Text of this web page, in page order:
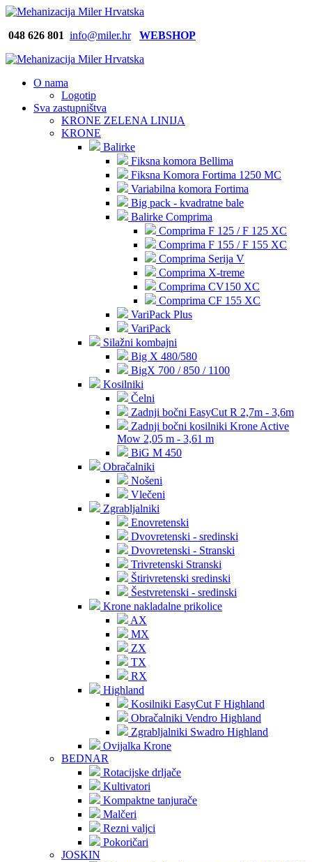
048 626 801 info@miler.hr WEBSHOP
O nama
Logotip
Sva zastupništva
KRONE ZELENA LINIJA
KRONE
Balirke
Fiksna komora Bellima
Fiksna Komora Fortima 1250 MC
Variabilna komora Fortima
Big pack - kvadratne bale
Balirke Comprima
Comprima F 125 / F 125 XC
Comprima F 155 / F 155 XC
Comprima Serija V
Comprima X-treme
Comprima CV150 XC
Comprima CF 155 XC
VariPack Plus
VariPack
Silažni kombajni
Big X 480/580
BigX 700 / 850 / 1100
Kosilniki
Čelni
Zadnji bočni EasyCut R 2,7m - 3,6m
Zadnji bočni kosilniki Krone Active
Mow 2,05 m - 3,61 m
BiG M 450
Obračalniki
Nošeni
Vlečeni
Zgrabljalniki
Enovretenski
Dvovretenski - sredinski
Dvovretenski - Stranski
Trivretenski Stranski
Štirivretenski sredinski
Šestvretenski - sredinski
Krone nakladalne prikolice
AX
MX
ZX
TX
RX
Highland
Kosilniki EasyCut F Highland
Obračalniki Vendro Highland
Zgrabljalniki Swadro Highland
Ovijalka Krone
BEDNAR
Rotacijske drljače
Kultivatori
Kompaktne tanjurače
Malčeri
Rezni valjci
Pokoričari
JOSKIN